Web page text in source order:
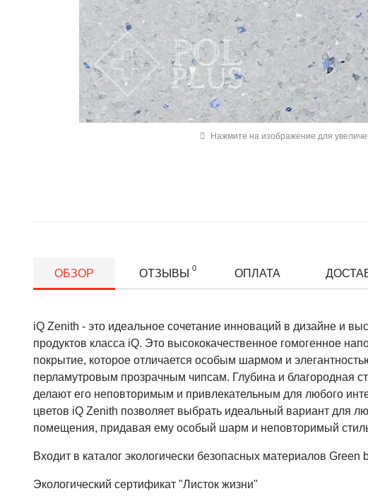
Нажмите на изображение для
ОБЗОР ОТЗЫВЫ 0 ОПЛАТА
iQ Zenith - это идеальное сочетание инноваций в дизайне и
продуктов класса iQ. Это высококачественное гомогенное
покрытие, которое отличается особым шармом и
перламутровым прозрачным чипсам. Глубина и благородная
делают его неповторимым и привлекательным для любого
цветов iQ Zenith позволяет выбрать идеальный вариант для
помещения, придавая ему особый шарм и неповторимый
Входит в каталог экологически безопасных материалов Green
Экологический сертификат "Листок жизни"